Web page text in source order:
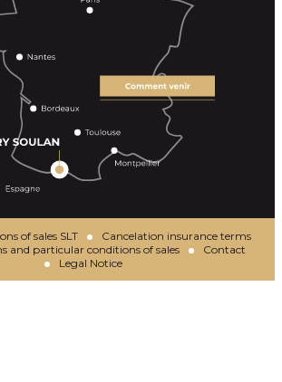
of sales SLT
Cancelation insurance terms
and particular conditions of sales
Contact
Legal Notice